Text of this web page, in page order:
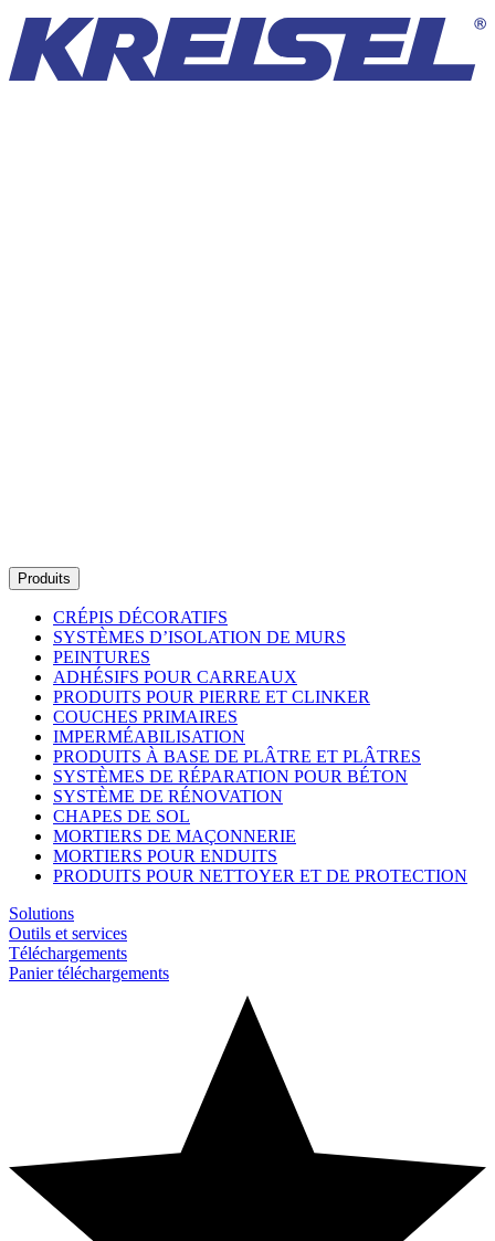
Produits
CRÉPIS DÉCORATIFS
SYSTÈMES D’ISOLATION DE MURS
PEINTURES
ADHÉSIFS POUR CARREAUX
PRODUITS POUR PIERRE ET CLINKER
COUCHES PRIMAIRES
IMPERMÉABILISATION
PRODUITS À BASE DE PLÂTRE ET PLÂTRES
SYSTÈMES DE RÉPARATION POUR BÉTON
SYSTÈME DE RÉNOVATION
CHAPES DE SOL
MORTIERS DE MAÇONNERIE
MORTIERS POUR ENDUITS
PRODUITS POUR NETTOYER ET DE PROTECTION
Solutions
Outils et services
Téléchargements
Panier téléchargements